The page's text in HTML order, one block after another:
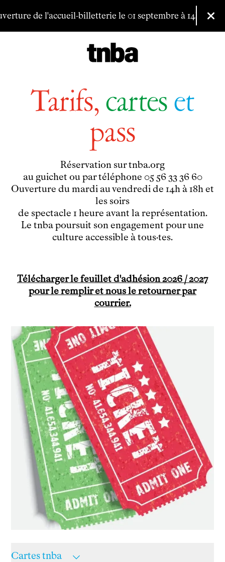
de l'accueil-billetterie le 01 septembre à 14h.
Vous
Tarifs, cartes et
pass
Réservation sur tnba.org
au guichet ou par téléphone 05 56 33 36 60
Ouverture du mardi au vendredi de 14h à 18h et
les soirs
de spectacle 1 heure avant la représentation.
Le tnba poursuit son engagement pour une
culture accessible à tous·tes.
Télécharger le feuillet d'adhésion 2026 / 2027
pour le remplir et nous le retourner par
courrier.
Cartes tnba
Programmation
Maison de productions
Créations de
Productions déléguées
Coproductions
Ensemble
Participer
Venir en groupe
Découvrir
Artiste directrice
Artistes associé·es
Équipe
Librairie
L'école
Formation supérieure
Les Promotions
Classe Égalité
Stages de théâtre gratuits
Insertion professionnelle
Soutenir l'école
Partenaires
Infos pratiques
Horaires et contacts
Tarifs, cartes et pass
Arriver au tnba
Accessibilité
Bar / La Petite Sœur